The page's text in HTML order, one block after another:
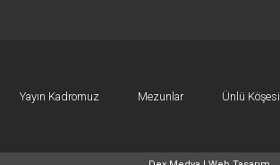
Yayın Kadromuz Mezunlar Ünlü Köşesi